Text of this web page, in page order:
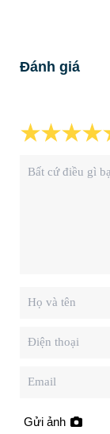
Đánh giá
Gửi ảnh